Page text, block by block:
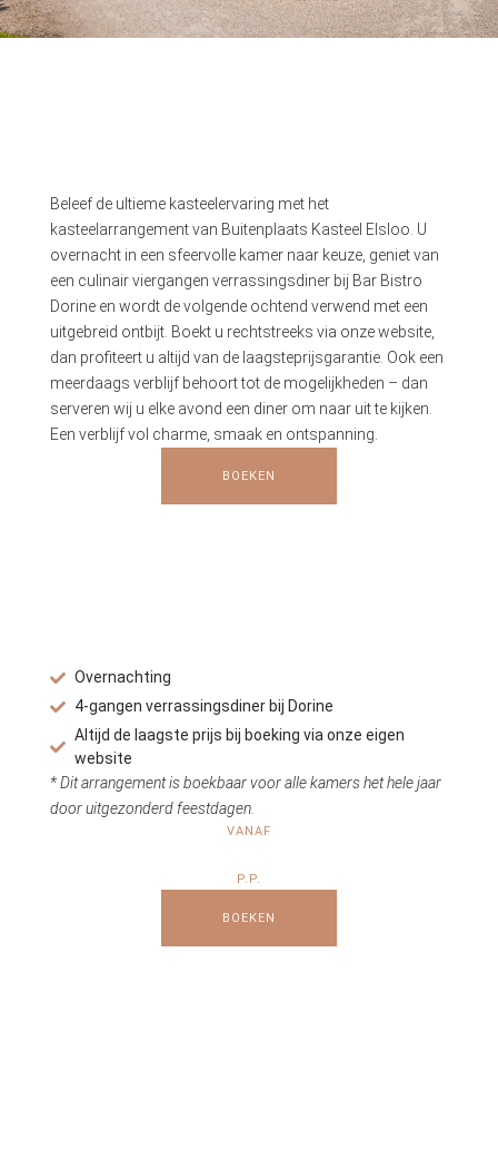
Beleef de ultieme kasteelervaring met het
kasteelarrangement van Buitenplaats Kasteel Elsloo. U
overnacht in een sfeervolle kamer naar keuze, geniet van
een culinair viergangen verrassingsdiner bij Bar Bistro
Dorine en wordt de volgende ochtend verwend met een
uitgebreid ontbijt. Boekt u rechtstreeks via onze website,
dan profiteert u altijd van de laagsteprijsgarantie. Ook een
meerdaags verblijf behoort tot de mogelijkheden – dan
serveren wij u elke avond een diner om naar uit te kijken.
Een verblijf vol charme, smaak en ontspanning.
BOEKEN
Overnachting
4-gangen verrassingsdiner bij Dorine
Altijd de laagste prijs bij boeking via onze eigen
website
* Dit arrangement is boekbaar voor alle kamers het hele jaar
door uitgezonderd feestdagen.
VANAF
P.P.
BOEKEN